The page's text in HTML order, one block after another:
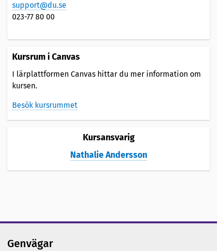
support@du.se
023-77 80 00
Kursrum i Canvas
I lärplattformen Canvas hittar du mer information om
kursen.
Besök kursrummet
Kursansvarig
Nathalie Andersson
Genvägar